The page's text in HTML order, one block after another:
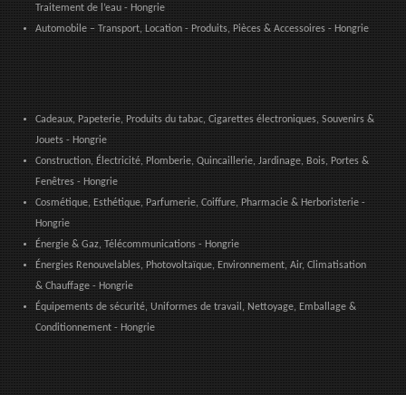
Traitement de l’eau - Hongrie
Automobile – Transport, Location - Produits, Pièces & Accessoires - Hongrie
Cadeaux, Papeterie, Produits du tabac, Cigarettes électroniques, Souvenirs &
Jouets - Hongrie
Construction, Électricité, Plomberie, Quincaillerie, Jardinage, Bois, Portes &
Fenêtres - Hongrie
Cosmétique, Esthétique, Parfumerie, Coiffure, Pharmacie & Herboristerie -
Hongrie
Énergie & Gaz, Télécommunications - Hongrie
Énergies Renouvelables, Photovoltaïque, Environnement, Air, Climatisation
& Chauffage - Hongrie
Équipements de sécurité, Uniformes de travail, Nettoyage, Emballage &
Conditionnement - Hongrie